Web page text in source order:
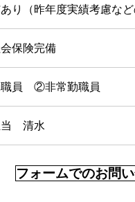
り（昨年度実績考慮な
保険完備
員 ②非常勤職員
当 清水
フォームでのお問